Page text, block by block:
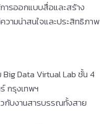
รออกแบบสื่อและสร้าง
ามน่าสนใจและประสิทธิภาพ
Data Virtual Lab ชั้น 4
กรุงเทพฯ
กับงานสารบรรณทั้งสาย